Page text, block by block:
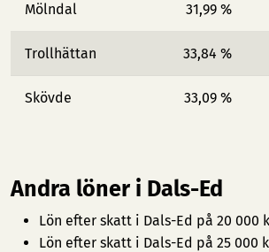
Mölndal 31,99 %
Trollhättan 33,84 %
Skövde 33,09 %
Andra löner i Dals-Ed
Lön efter skatt i Dals-Ed på 20 000
Lön efter skatt i Dals-Ed på 25 000